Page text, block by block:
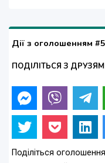
Дії з оголошенням
ПОДІЛІТЬСЯ З
Поділіться